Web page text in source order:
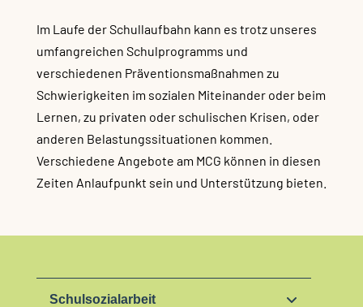
Im Laufe der Schullaufbahn kann es trotz unseres
umfangreichen Schulprogramms und
verschiedenen Präventionsmaßnahmen zu
Schwierigkeiten im sozialen Miteinander oder beim
Lernen, zu privaten oder schulischen Krisen, oder
anderen Belastungssituationen kommen.
Verschiedene Angebote am MCG können in diesen
Zeiten Anlaufpunkt sein und Unterstützung bieten.
Schulsozialarbeit